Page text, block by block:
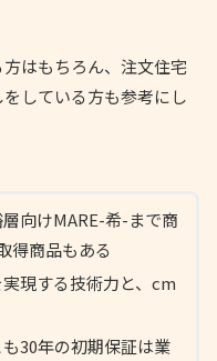
はもちろん、注文住宅
している方も参考にし
向けMARE-希-まで商
得商品もある
現する技術力と、cm
30年の初期保証は業